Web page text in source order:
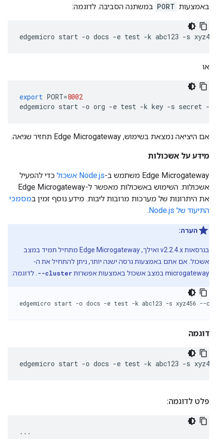
באמצעות PORT במשתנה הסביבה. לדוגמה:
edgemicro start -o docs -e test -k abc123 -s
או
export PORT=8002
edgemicro start -o org -e test -k key -s secret -
אם היציאה נמצאת בשימוש, Edge Microgateway תחזיר שגיאה.
מידע על אשכולות
Edge Microgateway משתמש ב- Node.js אשכול
כדי להפעיל
אשכולות. השימוש באשכולות מאפשר ל-Edge Microgateway
את היתרונות של מערכות מרובות ליבות. מידע נוסף זמין במסמכי
התיעוד של Node.js
.
הערה:
בגרסאות v2.2.4.x ואילך, Edge Microgateway מתחיל תמיד במצב
אשכול. אם אתם באמצעות גרסה ישנה יותר, ניתן להתחיל את ה-
microgateway במצב אשכול באמצעות אפשרות
--cluster . לדוגמה:
edgemicro start -o docs -e test -k abc123 -s xyz456 --
דוגמה
edgemicro start -o docs -e test -k abc123 -s xyz456
פלט לדוגמה:
...